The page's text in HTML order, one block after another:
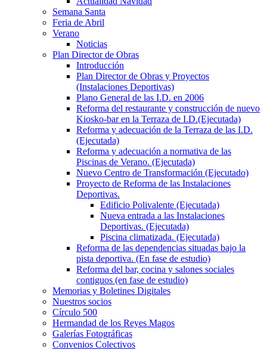
Semana Santa
Feria de Abril
Verano
Noticias
Plan Director de Obras
Introducción
Plan Director de Obras y Proyectos
(Instalaciones Deportivas)
Plano General de las I.D. en 2006
Reforma del restaurante y construcción de nuevo
Kiosko-bar en la Terraza de I.D.(Ejecutada)
Reforma y adecuación de la Terraza de las I.D.
(Ejecutada)
Reforma y adecuación a normativa de las
Piscinas de Verano. (Ejecutada)
Nuevo Centro de Transformación (Ejecutado)
Proyecto de Reforma de las Instalaciones
Deportivas.
Edificio Polivalente (Ejecutada)
Nueva entrada a las Instalaciones
Deportivas. (Ejecutada)
Piscina climatizada. (Ejecutada)
Reforma de las dependencias situadas bajo la
pista deportiva. (En fase de estudio)
Reforma del bar, cocina y salones sociales
contiguos (en fase de estudio)
Memorias y Boletines Digitales
Nuestros socios
Círculo 500
Hermandad de los Reyes Magos
Galerías Fotográficas
Convenios Colectivos